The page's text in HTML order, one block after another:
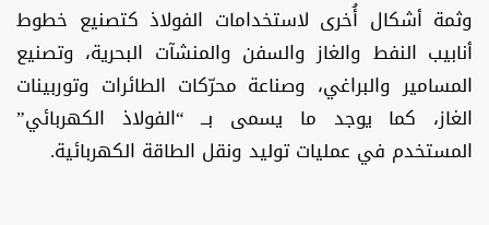
وثمة أشكال أُخرى لاستخدامات الفولاذ كتصنيع خطوط
أنابيب النفط والغاز والسفن والمنشآت البحرية، وتصنيع
المسامير والبراغي، وصناعة محرّكات الطائرات وتوربينات
الغاز، كما يوجد ما يسمى بــ “الفولاذ الكهربائي”
المستخدم في عمليات توليد ونقل الطاقة الكهربائية.